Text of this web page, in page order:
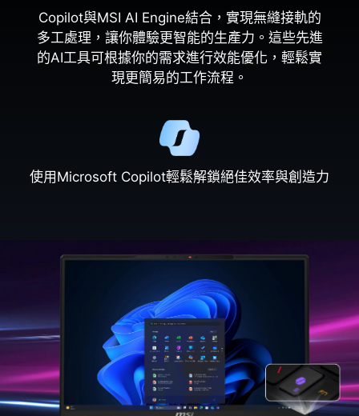
Copilot與MSI AI Engine結合，實現無縫接軌的
多工處理，讓你體驗更智能的生產力。這些先進
的AI工具可根據你的需求進行效能優化，輕鬆實
現更簡易的工作流程。
使用Microsoft Copilot輕鬆解鎖絕佳效率與創造力